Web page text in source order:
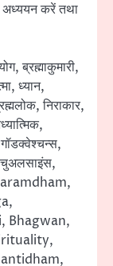
करें तथा
ब्रह्माकुमारी,
ध्यान,
निराकार,
गॉडक्वेश्चन्स,
Bhagwan,